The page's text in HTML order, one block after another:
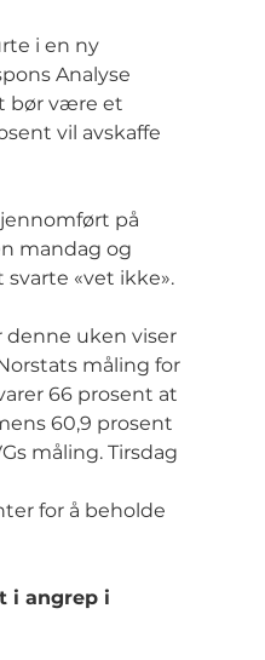
i en ny
Analyse
bør være et
vil avskaffe
på
mandag og
svarte «vet ikke».
denne uken viser
måling for
66 prosent at
60,9 prosent
måling. Tirsdag
for å beholde
i angrep i